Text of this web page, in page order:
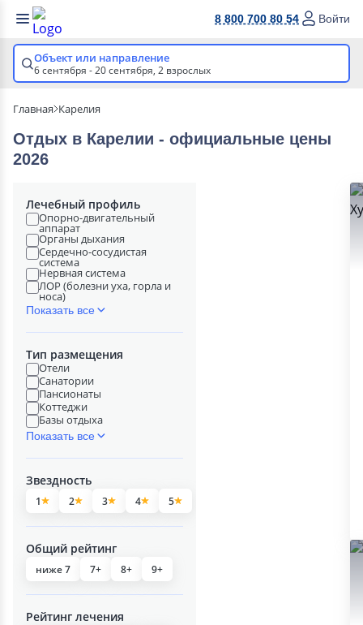
8 800 700 80 54 Войти
Объект или направление
6 сентября - 20 сентября, 2 взрослых
Главная Карелия
Отдых в Карелии - официальные цены
2026
Лечебный профиль
Опорно-двигательный
аппарат
Органы дыхания
Сердечно-сосудистая
система
Нервная система
ЛОР (болезни уха, горла и
носа)
Показать все
Тип размещения
Отели
Санатории
Пансионаты
Коттеджи
Базы отдыха
Показать все
Звездность
1 2 3 4 5
Общий рейтинг
ниже 7 7+ 8+ 9+
Рейтинг лечения